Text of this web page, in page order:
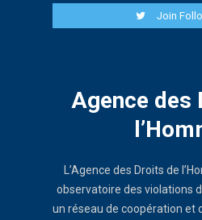
Join
Agence des
L’Agence des Droits de
observatoire des violations
un réseau de coopération et